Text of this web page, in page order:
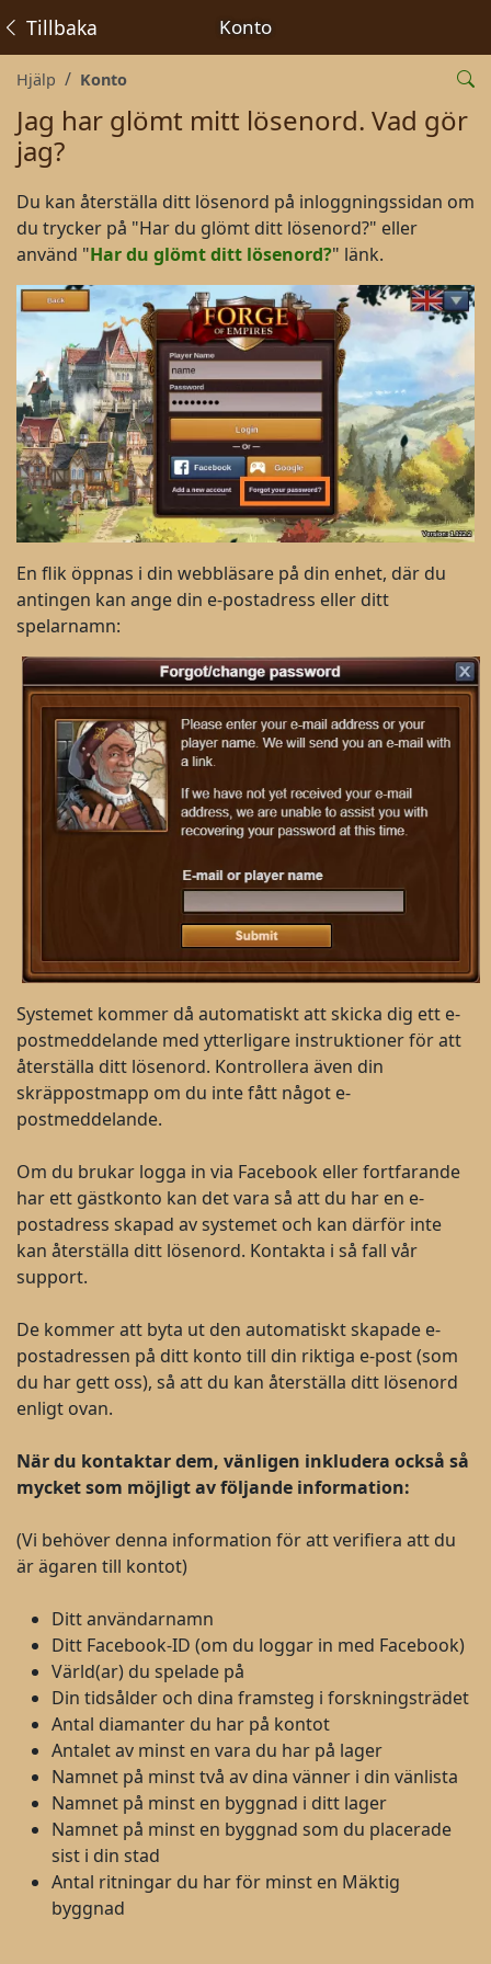
Konto
Tillbaka
Hjälp Konto
Jag har glömt mitt lösenord. Vad gör
jag?
Du kan återställa ditt lösenord på inloggningssidan om
du trycker på "Har du glömt ditt lösenord?" eller
använd "Har du glömt ditt lösenord?" länk.
En flik öppnas i din webbläsare på din enhet, där du
antingen kan ange din e-postadress eller ditt
spelarnamn:
Systemet kommer då automatiskt att skicka dig ett e-
postmeddelande med ytterligare instruktioner för att
återställa ditt lösenord. Kontrollera även din
skräppostmapp om du inte fått något e-
postmeddelande.
Om du brukar logga in via Facebook eller fortfarande
har ett gästkonto kan det vara så att du har en e-
postadress skapad av systemet och kan därför inte
kan återställa ditt lösenord. Kontakta i så fall vår
support.
De kommer att byta ut den automatiskt skapade e-
postadressen på ditt konto till din riktiga e-post (som
du har gett oss), så att du kan återställa ditt lösenord
enligt ovan.
När du kontaktar dem, vänligen inkludera också så
mycket som möjligt av följande information:
(Vi behöver denna information för att verifiera att du
är ägaren till kontot)
Ditt användarnamn
Ditt Facebook-ID (om du loggar in med Facebook)
Värld(ar) du spelade på
Din tidsålder och dina framsteg i forskningsträdet
Antal diamanter du har på kontot
Antalet av minst en vara du har på lager
Namnet på minst två av dina vänner i din vänlista
Namnet på minst en byggnad i ditt lager
Namnet på minst en byggnad som du placerade
sist i din stad
Antal ritningar du har för minst en Mäktig
byggnad